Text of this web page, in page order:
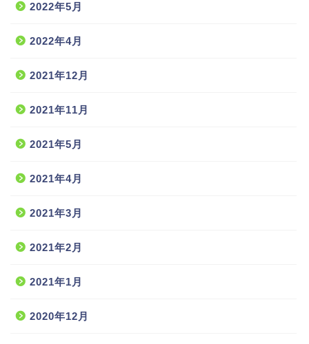
2022年5月
2022年4月
2021年12月
2021年11月
2021年5月
2021年4月
2021年3月
2021年2月
2021年1月
2020年12月